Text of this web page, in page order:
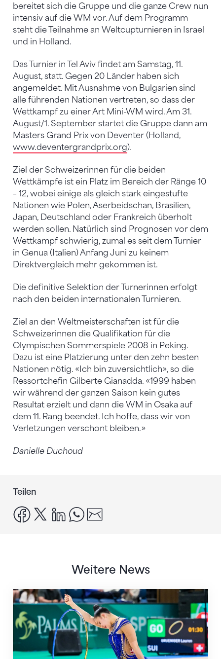
bereitet sich die Gruppe und die ganze Crew nun
intensiv auf die WM vor. Auf dem Programm
steht die Teilnahme an Weltcupturnieren in Israel
und in Holland.
Das Turnier in Tel Aviv findet am Samstag, 11.
August, statt. Gegen 20 Länder haben sich
angemeldet. Mit Ausnahme von Bulgarien sind
alle führenden Nationen vertreten, so dass der
Wettkampf zu einer Art Mini-WM wird. Am 31.
August/1. September startet die Gruppe dann am
Masters Grand Prix von Deventer (Holland,
www.deventergrandprix.org).
Ziel der Schweizerinnen für die beiden
Wettkämpfe ist ein Platz im Bereich der Ränge 10
– 12, wobei einige als gleich stark eingestufte
Nationen wie Polen, Aserbeidschan, Brasilien,
Japan, Deutschland oder Frankreich überholt
werden sollen. Natürlich sind Prognosen vor dem
Wettkampf schwierig, zumal es seit dem Turnier
in Genua (Italien) Anfang Juni zu keinem
Direktvergleich mehr gekommen ist.
Die definitive Selektion der Turnerinnen erfolgt
nach den beiden internationalen Turnieren.
Ziel an den Weltmeisterschaften ist für die
Schweizerinnen die Qualifikation für die
Olympischen Sommerspiele 2008 in Peking.
Dazu ist eine Platzierung unter den zehn besten
Nationen nötig. «Ich bin zuversichtlich», so die
Ressortchefin Gilberte Gianadda. «1999 haben
wir während der ganzen Saison kein gutes
Resultat erzielt und dann die WM in Osaka auf
dem 11. Rang beendet. Ich hoffe, dass wir von
Verletzungen verschont bleiben.»
Danielle Duchoud
Teilen
facebook
x linkedinwhatsapp
Weitere News
Nächster Halt: Weltmeisterschaft